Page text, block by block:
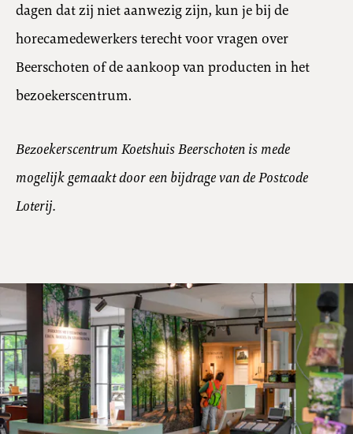
dagen dat zij niet aanwezig zijn, kun je bij de
horecamedewerkers terecht voor vragen over
Beerschoten of de aankoop van producten in het
bezoekerscentrum.
Bezoekerscentrum Koetshuis Beerschoten is mede
mogelijk gemaakt door een bijdrage van de Postcode
Loterij.